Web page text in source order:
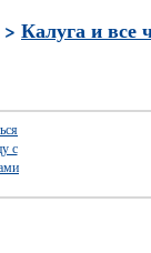
> Калуга и все